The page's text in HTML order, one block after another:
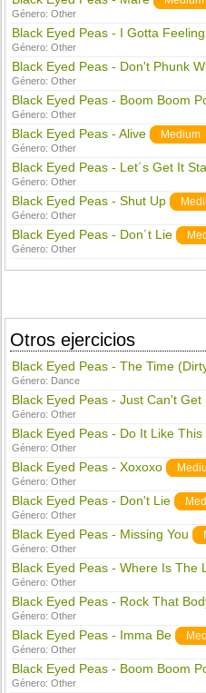
Género:Other
Black Eyed Peas - I Gotta Feeling
Género:Other
Black Eyed Peas - Don't Phunk
Género:Other
Black Eyed Peas - Boom Boom
Género:Other
Black Eyed Peas - Alive Medium
Género:Other
Black Eyed Peas - Let´s Get It
Género:Other
Black Eyed Peas - Shut Up
Género:Other
Black Eyed Peas - Don´t Lie
Género:Other
Otros ejercicios
Black Eyed Peas - The Time
Género: Dance
Black Eyed Peas - Just Can't Get
Género:Other
Black Eyed Peas - Do It Like This
Género:Other
Black Eyed Peas - Xoxoxo
Género:Other
Black Eyed Peas - Don't Lie
Género:Other
Black Eyed Peas - Missing You
Género:Other
Black Eyed Peas - Where Is The
Género:Other
Black Eyed Peas - Rock That
Género:Other
Black Eyed Peas - Imma Be
Género:Other
Black Eyed Peas - Boom Boom
Género:Other